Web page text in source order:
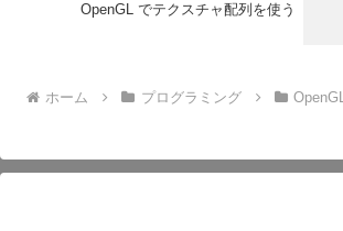
OpenGL でテクスチャ配列を使う
ホーム プログラミング OpenGL